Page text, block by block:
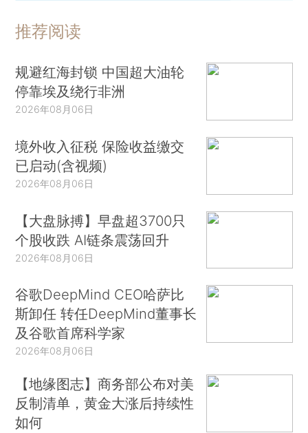
推荐阅读
规避红海封锁 中国超大油轮
停靠埃及绕行非洲
2026年08月06日
境外收入征税 保险收益缴交
已启动(含视频)
2026年08月06日
【大盘脉搏】早盘超3700只
个股收跌 AI链条震荡回升
2026年08月06日
谷歌DeepMind CEO哈萨比
斯卸任 转任DeepMind董事长
及谷歌首席科学家
2026年08月06日
【地缘图志】商务部公布对美
反制清单，黄金大涨后持续性
如何